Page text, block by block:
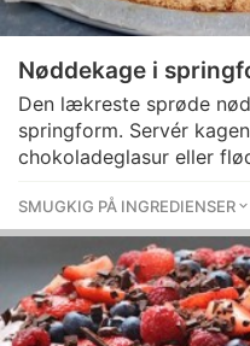
Nøddekage i
Den lækreste sprøde
springform. Servér
chokoladeglasur eller
SMUGKIG PÅ INGREDIENSER